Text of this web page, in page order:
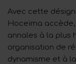
Avec cette
Hoceïma
annales à la plus
organisation de
dynamisme et à